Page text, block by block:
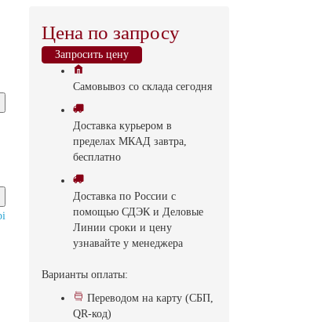
Цена по запросу
Запросить цену
Самовывоз со склада cегодня
Доставка курьером в
пределах МКАД завтра,
бесплатно
Доставка по России с
помощью СДЭК и Деловые
Линии сроки и цену
узнавайте у менеджера
Варианты оплаты:
Переводом на карту (СБП,
QR-код)